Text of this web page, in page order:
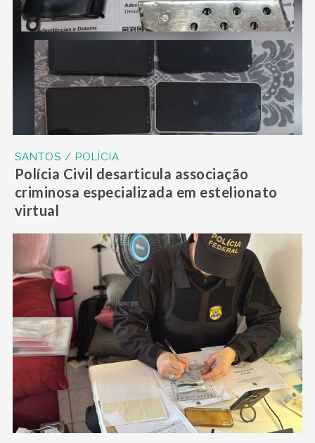
SANTOS / POLÍCIA
Polícia Civil desarticula associação
criminosa especializada em estelionato
virtual